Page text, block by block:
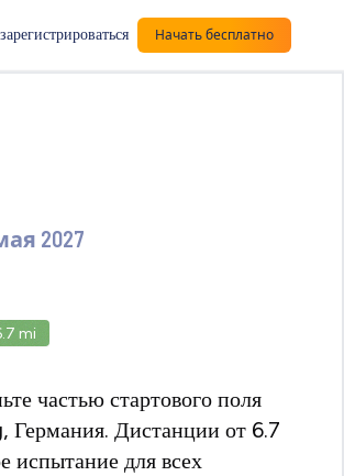
Начать бесплатно
2027
mi
частью стартового поля
Дистанции от 6.7
испытание для всех